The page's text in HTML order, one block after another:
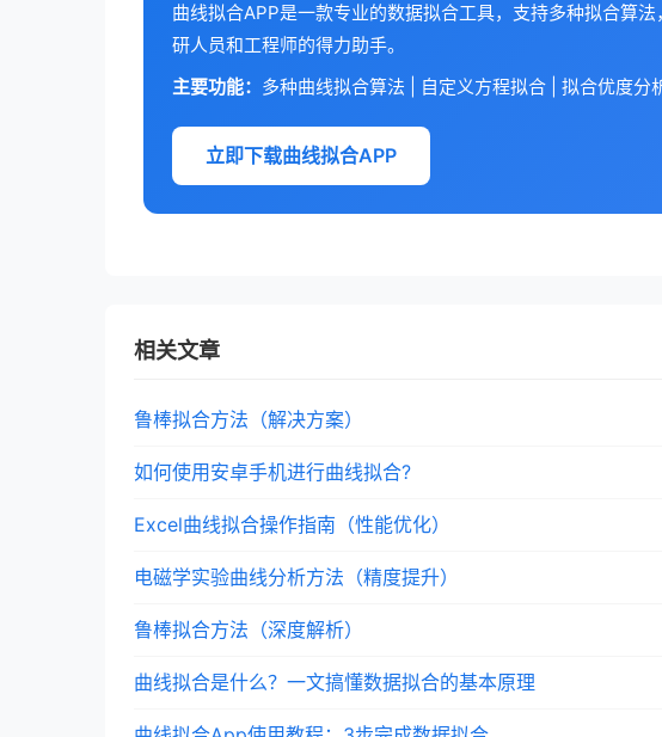
曲线拟合APP是一款专业的数据拟合工具，支持多种拟合算
研人员和工程师的得力助手。
主要功能： 多种曲线拟合算法 | 自定义方程拟合 | 拟合优度分
立即下载曲线拟合APP
相关文章
鲁棒拟合方法（解决方案）
如何使用安卓手机进行曲线拟合?
Excel曲线拟合操作指南（性能优化）
电磁学实验曲线分析方法（精度提升）
鲁棒拟合方法（深度解析）
曲线拟合是什么？一文搞懂数据拟合的基本原理